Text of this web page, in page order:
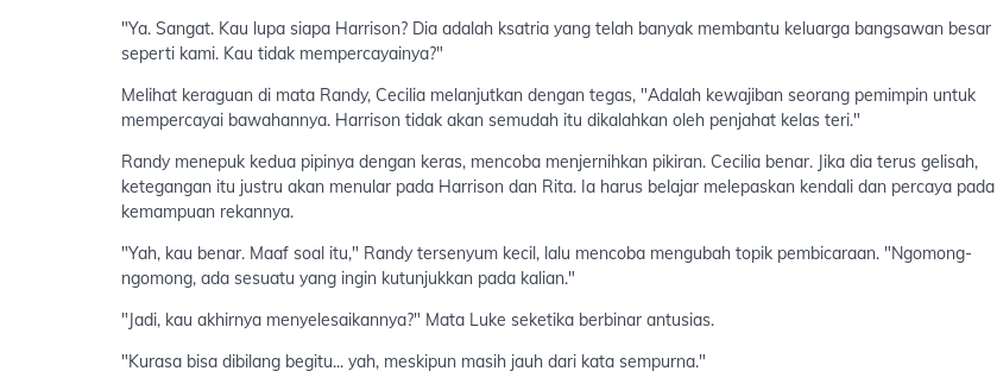
"Ya. Sangat. Kau lupa siapa Harrison? Dia adalah ksatria yang telah banyak membantu keluarga bangsawan besar
seperti kami. Kau tidak mempercayainya?"
Melihat keraguan di mata Randy, Cecilia melanjutkan dengan tegas, "Adalah kewajiban seorang pemimpin untuk
mempercayai bawahannya. Harrison tidak akan semudah itu dikalahkan oleh penjahat kelas teri."
Randy menepuk kedua pipinya dengan keras, mencoba menjernihkan pikiran. Cecilia benar. Jika dia terus gelisah,
ketegangan itu justru akan menular pada Harrison dan Rita. Ia harus belajar melepaskan kendali dan percaya pada
kemampuan rekannya.
"Yah, kau benar. Maaf soal itu," Randy tersenyum kecil, lalu mencoba mengubah topik pembicaraan. "Ngomong-
ngomong, ada sesuatu yang ingin kutunjukkan pada kalian."
"Jadi, kau akhirnya menyelesaikannya?" Mata Luke seketika berbinar antusias.
"Kurasa bisa dibilang begitu... yah, meskipun masih jauh dari kata sempurna."